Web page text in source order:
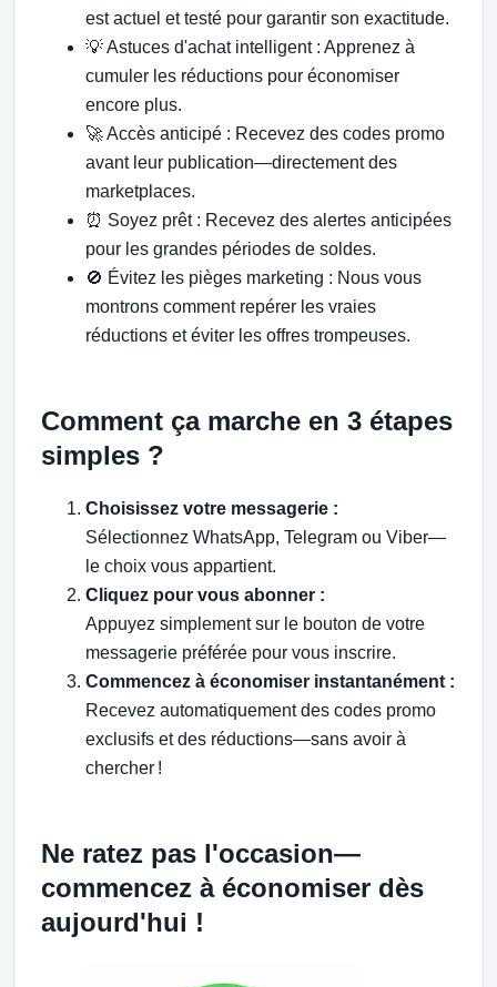
est actuel et testé pour garantir son exactitude.
💡 Astuces d'achat intelligent : Apprenez à
cumuler les réductions pour économiser
encore plus.
🚀 Accès anticipé : Recevez des codes promo
avant leur publication—directement des
marketplaces.
⏰ Soyez prêt : Recevez des alertes anticipées
pour les grandes périodes de soldes.
🚫 Évitez les pièges marketing : Nous vous
montrons comment repérer les vraies
réductions et éviter les offres trompeuses.
Comment ça marche en 3 étapes
simples ?
Choisissez votre messagerie :
Sélectionnez WhatsApp, Telegram ou Viber—
le choix vous appartient.
Cliquez pour vous abonner :
Appuyez simplement sur le bouton de votre
messagerie préférée pour vous inscrire.
Commencez à économiser instantanément :
Recevez automatiquement des codes promo
exclusifs et des réductions—sans avoir à
chercher !
Ne ratez pas l'occasion—
commencez à économiser dès
aujourd'hui !